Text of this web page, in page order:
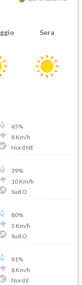
Sera
65%
8Km/h
Nord NE
39%
10Km/h
Sud O
80%
5 Km/h
Sud O
81%
8Km/h
Nord E